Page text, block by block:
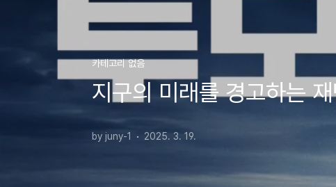
카테고리 없음
지구의 미래를 경고하는
by juny-1 2025. 3. 19.